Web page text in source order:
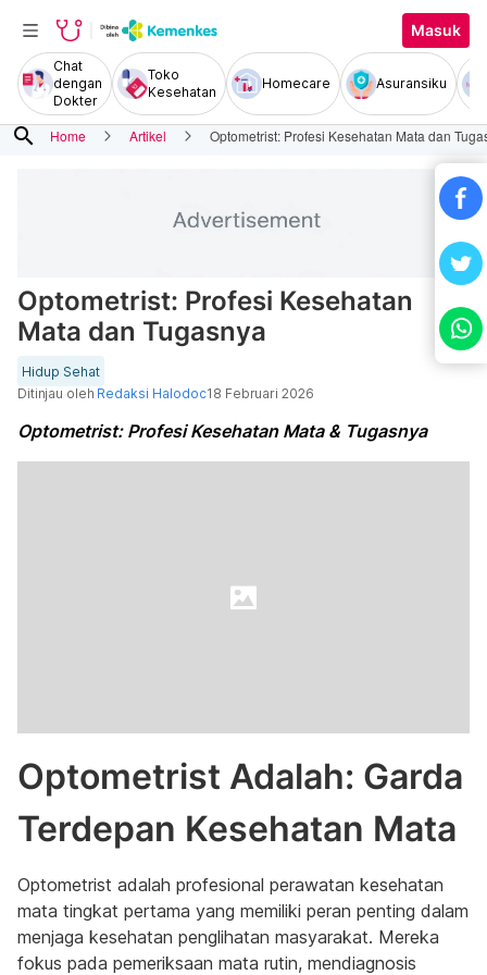
Masuk
Chat
dengan
Dokter
Toko
Kesehatan
Homecare Asuransiku
search Home Artikel Optometrist: Profesi Kesehatan Mata dan
Optometrist: Profesi Kesehatan
Mata dan Tugasnya
Hidup Sehat
Ditinjau oleh Redaksi Halodoc18 Februari 2026
Optometrist: Profesi Kesehatan Mata & Tugasnya
Optometrist Adalah: Garda
Terdepan Kesehatan Mata
Optometrist adalah profesional perawatan kesehatan
mata tingkat pertama yang memiliki peran penting dalam
menjaga kesehatan penglihatan masyarakat. Mereka
fokus pada pemeriksaan mata rutin, mendiagnosis